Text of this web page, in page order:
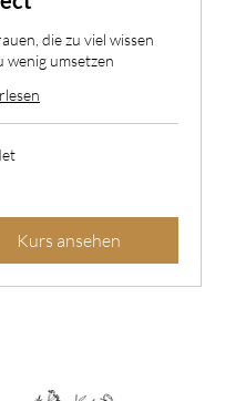
die zu viel wissen
wenig umsetzen
Kurs ansehen